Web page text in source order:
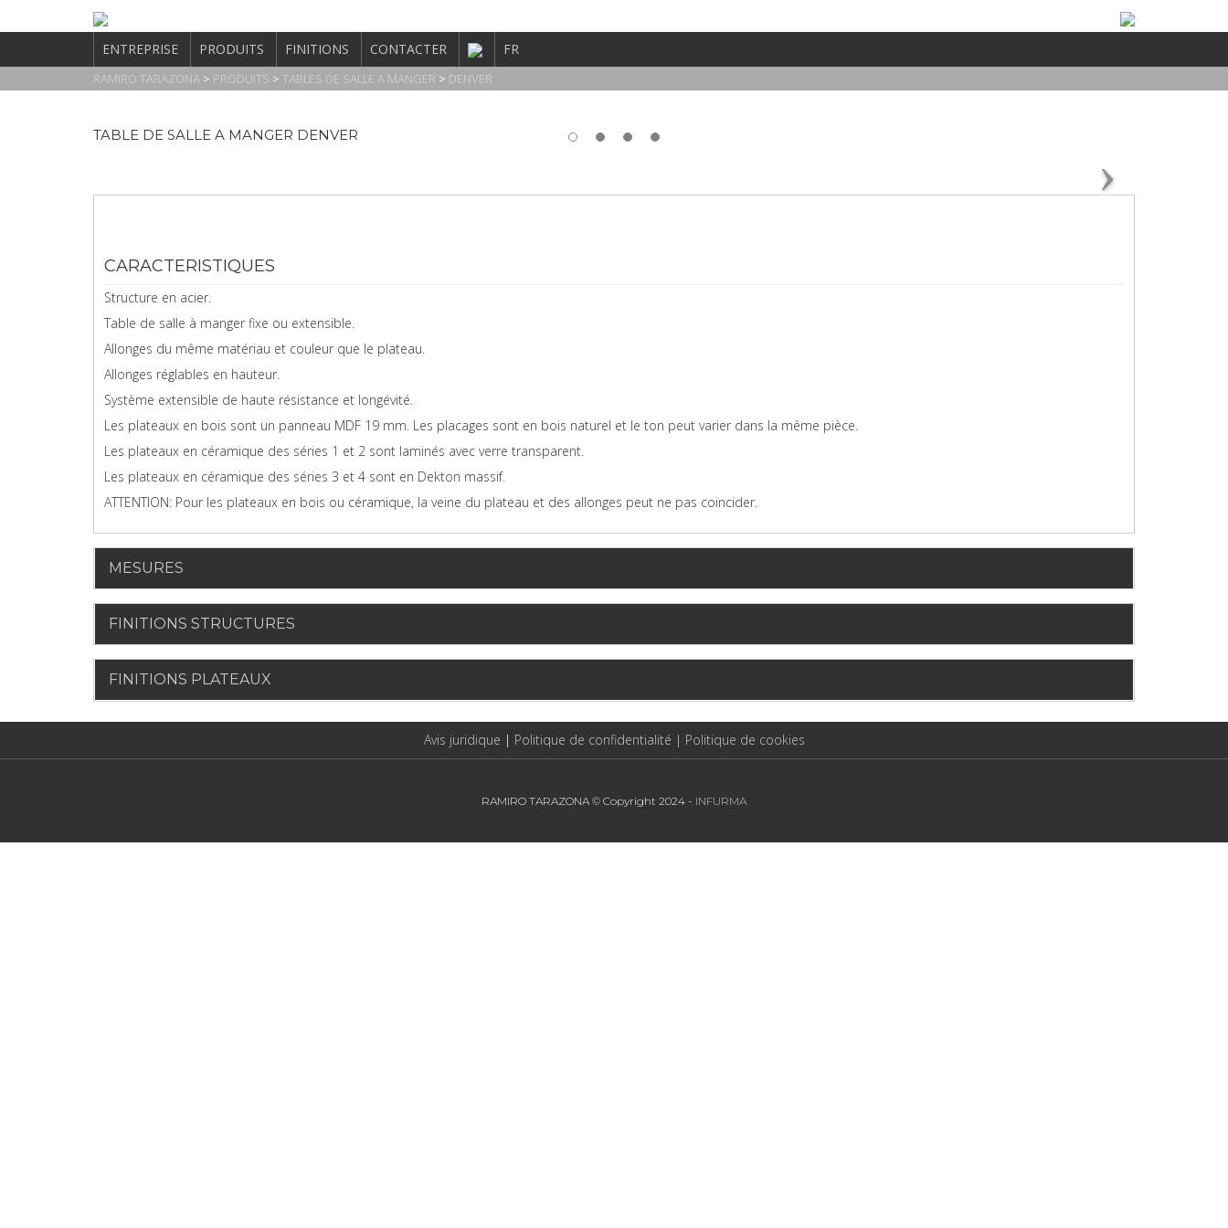
ENTREPRISE PRODUITS FINITIONS CONTACTER FR
RAMIRO TARAZONA > PRODUITS > TABLES DE SALLE A MANGER > DENVER
TABLE DE SALLE A MANGER DENVER
CARACTERISTIQUES
Structure en acier.
Table de salle à manger fixe ou extensible.
Allonges du même matériau et couleur que le plateau.
Allonges réglables en hauteur.
Système extensible de haute résistance et longévité.
Les plateaux en bois sont un panneau MDF 19 mm. Les placages sont en bois naturel et le ton peut varier dans la même pièce.
Les plateaux en céramique des séries 1 et 2 sont laminés avec verre transparent.
Les plateaux en céramique des séries 3 et 4 sont en Dekton massif.
ATTENTION: Pour les plateaux en bois ou céramique, la veine du plateau et des allonges peut ne pas coïncider.
MESURES
FINITIONS STRUCTURES
FINITIONS PLATEAUX
Avis juridique | Politique de confidentialité | Politique de cookies
RAMIRO TARAZONA © Copyright 2024 - INFURMA